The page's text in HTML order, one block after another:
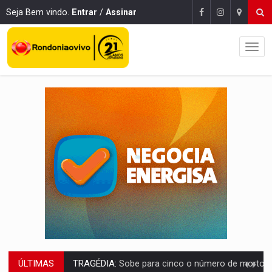
Seja Bem vindo. Entrar / Assinar
ÚLTIMAS TRANSPORTE DE ARROZ:MPF assegura cumprimento da legislação sobre transporte